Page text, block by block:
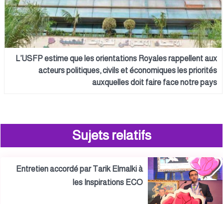
L’USFP estime que les orientations Royales rappellent aux
acteurs politiques, civils et économiques les priorités
auxquelles doit faire face notre pays
Sujets relatifs
Entretien accordé par Tarik Elmalki à
les Inspirations ECO